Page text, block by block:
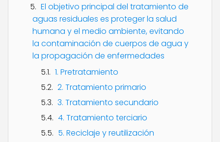
El objetivo principal del tratamiento de
aguas residuales es proteger la salud
humana y el medio ambiente, evitando
la contaminación de cuerpos de agua y
la propagación de enfermedades
1. Pretratamiento
2. Tratamiento primario
3. Tratamiento secundario
4. Tratamiento terciario
5. Reciclaje y reutilización